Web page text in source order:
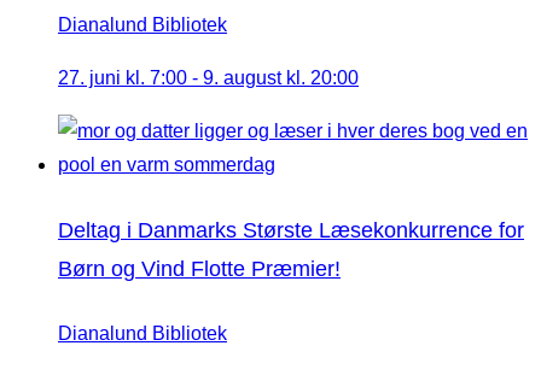
Dianalund Bibliotek
27. juni kl. 7:00 - 9. august kl. 20:00
Deltag i Danmarks Største Læsekonkurrence for
Børn og Vind Flotte Præmier!
Dianalund Bibliotek